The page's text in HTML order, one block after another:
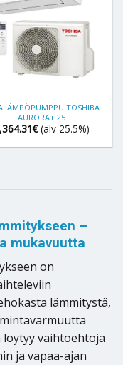
TOSHIBA
AURORA+ 25
€ (alv 25.5%)
–
mukavuutta
on
lämmitystä,
löytyy vaihtoehtoja
ja vapaa-ajan